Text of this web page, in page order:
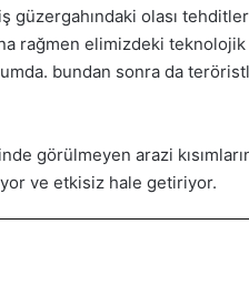
olası
rağmen elimizdeki
bundan sonra da
görülmeyen arazi
ve etkisiz hale getiriyor.